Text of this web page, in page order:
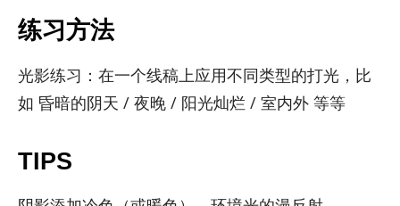
练习方法
光影练习：在一个线稿上应用不同类型的打光，比
如 昏暗的阴天 / 夜晚 / 阳光灿烂 / 室内外 等等
TIPS